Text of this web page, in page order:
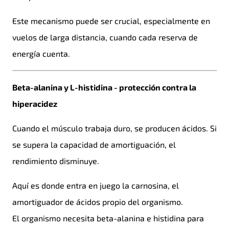
Este mecanismo puede ser crucial, especialmente en
vuelos de larga distancia, cuando cada reserva de
energía cuenta.
Beta-alanina y L-histidina - protección contra la
hiperacidez
Cuando el músculo trabaja duro, se producen ácidos. Si
se supera la capacidad de amortiguación, el
rendimiento disminuye.
Aquí es donde entra en juego la carnosina, el
amortiguador de ácidos propio del organismo.
El organismo necesita beta-alanina e histidina para